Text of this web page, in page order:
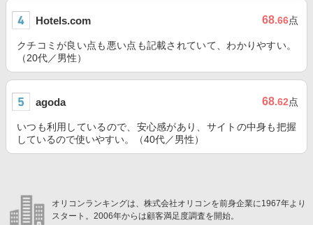
Hotels.com 68.66点
クチコミが良い点も悪い点も記載されていて、わかりやすい。
（20代／男性）
agoda 68.62点
いつも利用しているので、安心感があり、サイトの中身も把握
しているので使いやすい。（40代／男性）
オリコンランキングは、株式会社オリコンを前身企業に1967年より
スタート。2006年からは顧客満足度調査を開始。